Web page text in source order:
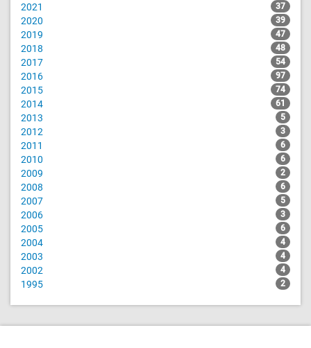
2021 37
2020 39
2019 47
2018 48
2017 54
2016 97
2015 74
2014 61
2013 5
2012 3
2011 6
2010 6
2009 2
2008 6
2007 5
2006 3
2005 6
2004 4
2003 4
2002 4
1995 2